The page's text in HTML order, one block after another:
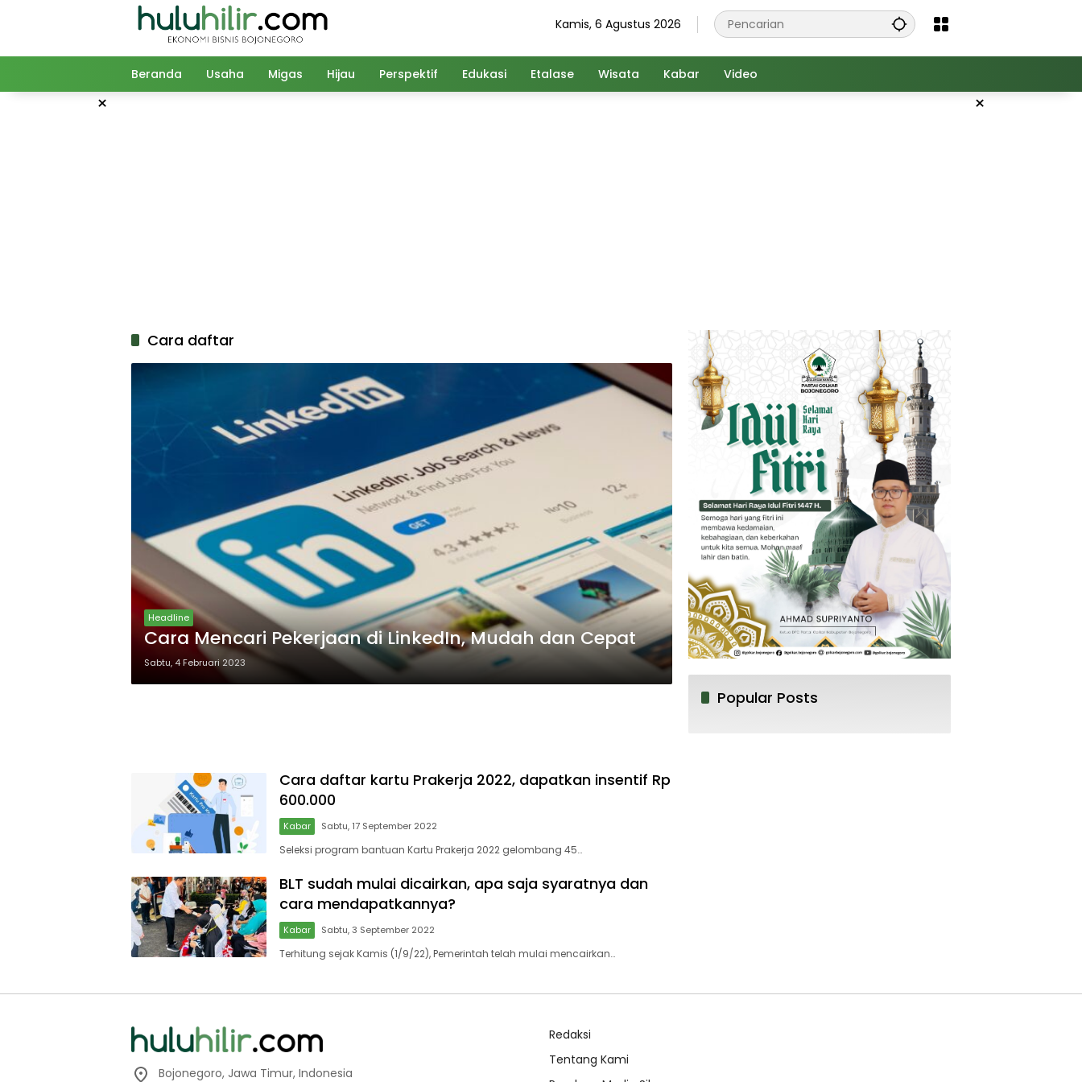
Kamis, 6 Agustus 2026
Beranda Usaha Migas Hijau Perspektif Edukasi Etalase Wisata Kabar Video
× ×
Cara daftar
Headline
Cara Mencari Pekerjaan di LinkedIn, Mudah dan Cepat
Sabtu, 4 Februari 2023
Cara daftar kartu Prakerja 2022, dapatkan insentif Rp
600.000
Kabar Sabtu, 17 September 2022
Seleksi program bantuan Kartu Prakerja 2022 gelombang 45…
BLT sudah mulai dicairkan, apa saja syaratnya dan
cara mendapatkannya?
Kabar Sabtu, 3 September 2022
Terhitung sejak Kamis (1/9/22), Pemerintah telah mulai mencairkan…
Popular Posts
Bojonegoro, Jawa Timur, Indonesia
Redaksi
Tentang Kami